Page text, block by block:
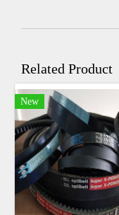
Related Product
New